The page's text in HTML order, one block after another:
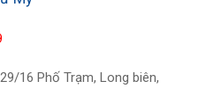
16 Phố Trạm, Long biên,